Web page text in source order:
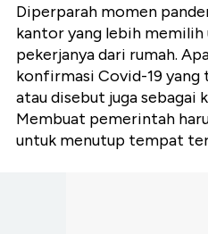
Diperparah momen
kantor yang lebih
pekerjanya dari rumah.
konfirmasi Covid-19
atau disebut juga sebagai
Membuat pemerintah
untuk menutup tempat